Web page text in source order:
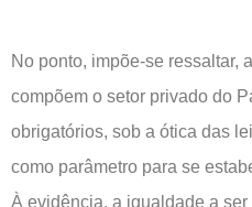
No ponto, impõe-se ressaltar,
compõem o setor privado do
obrigatórios, sob a ótica das
como parâmetro para se
À evidência, a igualdade a